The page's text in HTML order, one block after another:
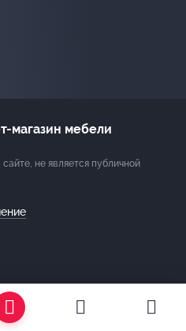
магазин мебели
не является публичной